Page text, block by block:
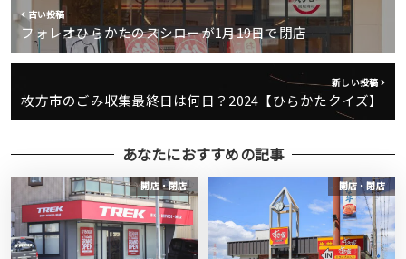
古い投稿
フォレオひらかたのスシローが1月19日で閉店
新しい投稿
枚方市のごみ収集最終日は何日？2024【ひらかたクイズ】
あなたにおすすめの記事
開店・閉店 開店・閉店